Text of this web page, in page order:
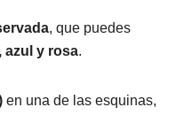
, que puedes
azul y rosa.
en una de las esquinas,